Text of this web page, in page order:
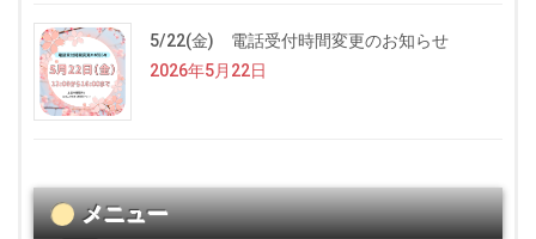
5/22(金) 電話受付時間変更のお知らせ
2026年5月22日
メニュー